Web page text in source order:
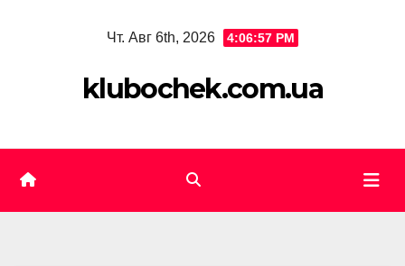
Чт. Авг 6th, 2026 4:06:58 PM
klubochek.com.ua